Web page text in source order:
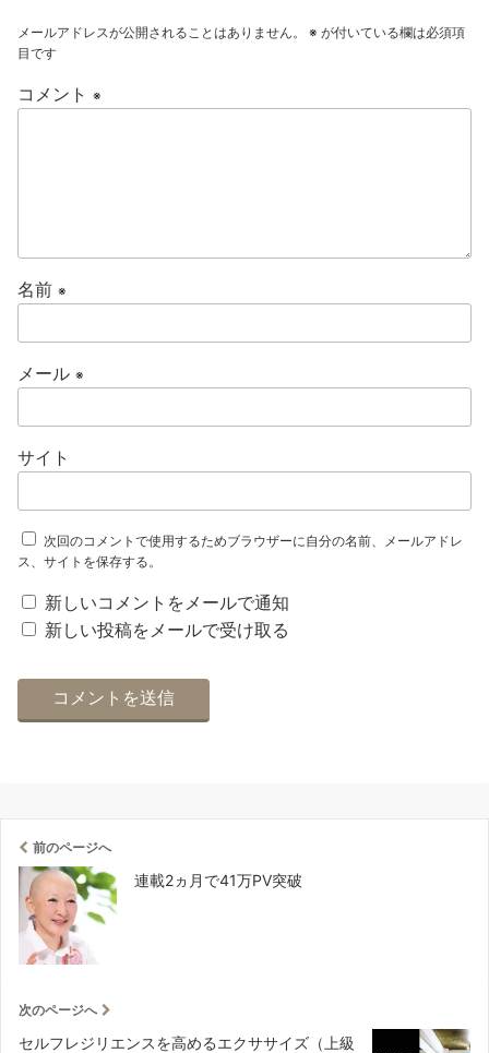
メールアドレスが公開されることはありません。 ※ が付いている欄は必須項
目です
コメント ※
名前 ※
メール ※
サイト
次回のコメントで使用するためブラウザーに自分の名前、メールアドレ
ス、サイトを保存する。
新しいコメントをメールで通知
新しい投稿をメールで受け取る
前のページへ
連載2ヵ月で41万PV突破
次のページへ
セルフレジリエンスを高めるエクササイズ（上級